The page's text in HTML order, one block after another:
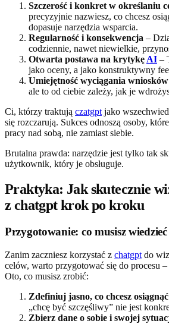
Szczerość i konkret w określaniu
precyzyjnie nazwiesz, co chcesz
dopasuje narzędzia wsparcia.
Regularność i konsekwencja –
codziennie, nawet niewielkie,
Otwarta postawa na krytykę AI –
jako oceny, a jako konstruktywny
Umiejętność wyciągania wniosków
ale to od ciebie zależy, jak je
Ci, którzy traktują czatgpt jako
się rozczarują. Sukces odnoszą osoby,
pracy nad sobą, nie zamiast siebie.
Brutalna prawda: narzędzie jest tylko tak
użytkownik, który je obsługuje.
Praktyka: Jak skutecznie
z chatgpt krok po kroku
Przygotowanie: co musisz
Zanim zaczniesz korzystać z chatgpt do
celów, warto przygotować się do procesu
Oto, co musisz zrobić:
Zdefiniuj jasno, co chcesz osiągnąć
„chcę być szczęśliwy” nie jest
Zbierz dane o sobie i swojej